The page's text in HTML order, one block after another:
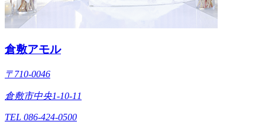
倉敷アモル
〒710-0046
倉敷市中央1-10-11
TEL 086-424-0500